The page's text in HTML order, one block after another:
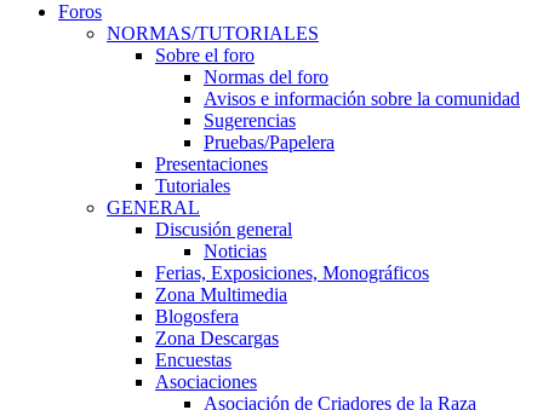
Foros
NORMAS/TUTORIALES
Sobre el foro
Normas del foro
Avisos e información sobre la comunidad
Sugerencias
Pruebas/Papelera
Presentaciones
Tutoriales
GENERAL
Discusión general
Noticias
Ferias, Exposiciones, Monográficos
Zona Multimedia
Blogosfera
Zona Descargas
Encuestas
Asociaciones
Asociación de Criadores de la Raza